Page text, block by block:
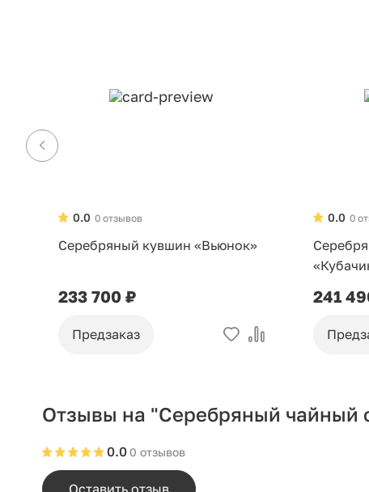
0 отзывов
0.0
Серебряный кувшин «Вьюнок»
233 700 ₽
Предзаказ
0
0.0
241
Отзывы на "Серебряный чайный
0 отзывов
0.0
Оставить отзыв